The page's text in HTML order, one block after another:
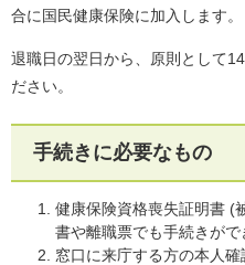
合に国民健康保険に加入します。
退職日の翌日から、原則として
ださい。
手続きに必要なもの
健康保険資格喪失証明書 (
書や離職票でも手続きがで
窓口に来庁する方の本人